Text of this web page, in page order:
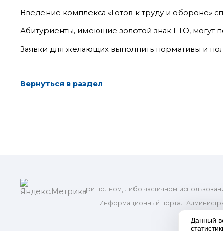
Введение комплекса «Готов к труду и обороне»
Абитуриенты, имеющие золотой знак ГТО, могут
Заявки для желающих выполнить нормативы и
Вернуться в раздел
При полном, либо частичном
Информационный портал
и
Данный